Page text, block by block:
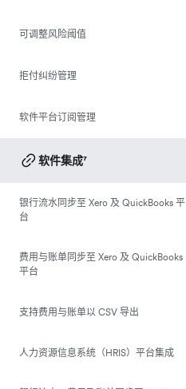
可调整风险阈值
拒付纠纷管理
软件平台订阅管理
软件集成⁷
银行流水同步至 Xero 及 QuickBooks 平
台
费用与账单同步至 Xero 及 QuickBooks
平台
支持费用与账单以 CSV 导出
人力资源信息系统（HRIS）平台集成